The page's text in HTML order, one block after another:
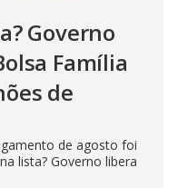
Governo
Família
de
de agosto foi
lista? Governo libera